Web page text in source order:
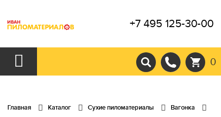
+7 495 125-30-00
0
Главная Каталог Сухие пиломатериалы
Вагонка